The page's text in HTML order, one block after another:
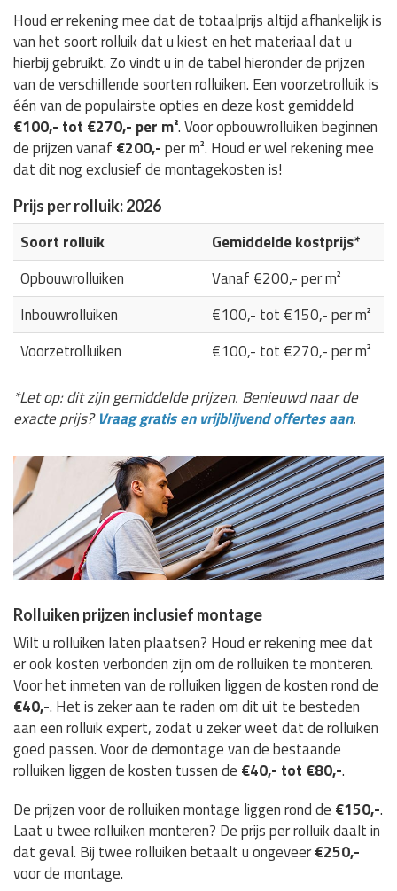
Houd er rekening mee dat de totaalprijs altijd afhankelijk is
van het soort rolluik dat u kiest en het materiaal dat u
hierbij gebruikt. Zo vindt u in de tabel hieronder de prijzen
van de verschillende soorten rolluiken. Een voorzetrolluik is
één van de populairste opties en deze kost gemiddeld
€100,- tot €270,- per m². Voor opbouwrolluiken beginnen
de prijzen vanaf €200,-per m². Houd er wel rekening mee
dat dit nog exclusief de montagekosten is!
Prijs per rolluik: 2026
Soort rolluik
Gemiddelde kostprijs*
Opbouwrolluiken
Vanaf €200,- per m²
Inbouwrolluiken
€100,- tot €150,- per m²
Voorzetrolluiken
€100,- tot €270,- per m²
*Let op: dit zijn gemiddelde prijzen. Benieuwd naar de
exacte prijs?Vraag gratis en vrijblijvend offertes aan.
Rolluiken prijzen inclusief montage
Wilt u rolluiken laten plaatsen? Houd er rekening mee dat
er ook kosten verbonden zijn om de rolluiken te monteren.
Voor het inmeten van de rolluiken liggen de kosten rond de
€40,-. Het is zeker aan te raden om dit uit te besteden
aan een rolluik expert, zodat u zeker weet dat de rolluiken
goed passen. Voor de demontage van de bestaande
rolluiken liggen de kosten tussen de €40,- tot €80,-.
De prijzen voor de rolluiken montage liggen rond de €150,-.
Laat u twee rolluiken monteren? De prijs per rolluik daalt in
dat geval. Bij twee rolluiken betaalt u ongeveer€250,-
voor de montage.